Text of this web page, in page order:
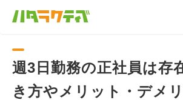
週3日勤務の正社員は存
き方やメリット・デメ